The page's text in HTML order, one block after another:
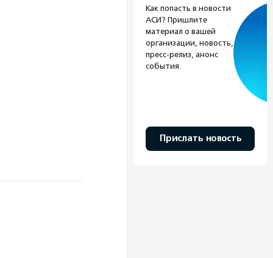
Как попасть в новости
АСИ? Пришлите
материал о вашей
организации, новость,
пресс-релиз, анонс
события.
Прислать новость